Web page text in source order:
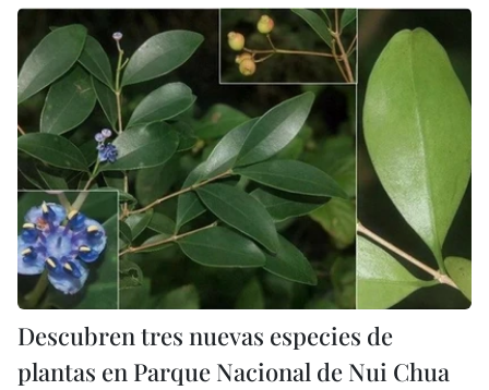
Descubren tres nuevas especies de
plantas en Parque Nacional de Nui Chua